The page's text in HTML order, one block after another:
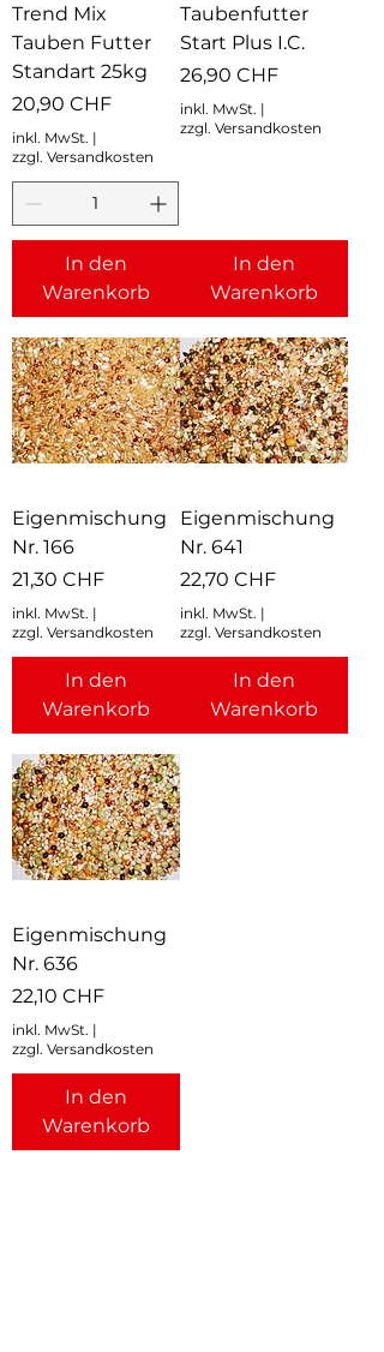
Trend Mix
Tauben Futter
Standart 25kg
Preis
20,90 CHF
inkl. MwSt. |
zzgl. Versandkosten
In den
Warenkorb
Taubenfutter
Start Plus I.C.
Preis
26,90 CHF
inkl. MwSt. |
zzgl. Versandkosten
In den
Warenkorb
Eigenmischung
Nr. 166
Preis
21,30 CHF
inkl. MwSt. |
zzgl. Versandkosten
In den
Warenkorb
Eigenmischung
Nr. 641
Preis
22,70 CHF
inkl. MwSt. |
zzgl. Versandkosten
In den
Warenkorb
Eigenmischung
Nr. 636
Preis
22,10 CHF
inkl. MwSt. |
zzgl. Versandkosten
In den
Warenkorb